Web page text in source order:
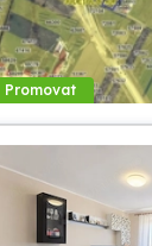
Promovat